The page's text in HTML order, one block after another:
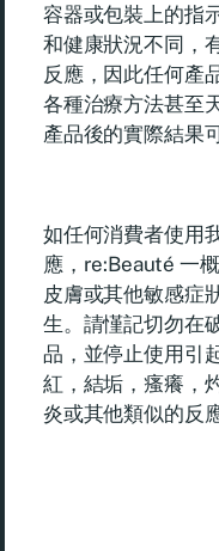
容器或包裝上的指
和健康狀況不同，
反應，因此任何產
各種治療方法甚至
產品後的實際結果
如任何消費者使用
應，re:Beauté 一
皮膚或其他敏感症
生。請慬記切勿在
品，並停止使用引
紅，結垢，瘙癢，
炎或其他類似的反應